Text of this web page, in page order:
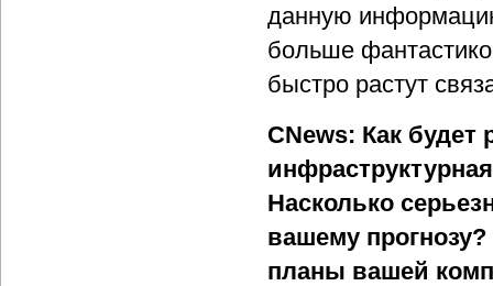
данную
больше
быстро растут
CNews: Как будет
Насколько
вашему
планы вашей